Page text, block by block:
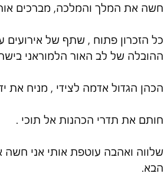
חשה את המלך והמלכה, מברכים
כל הזכרון פתוח , שתף של אירועים
ההובלה של לב האור הלמוראני
הכהן הגדול אדמה לצידי , מניח את
חותם את תדרי הכהנות אל תוכי .
שלווה ואהבה עוטפת אותי אני
הבא.